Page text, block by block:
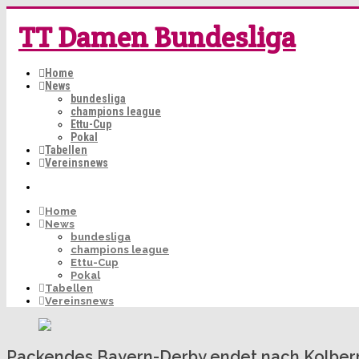
TT Damen Bundesliga
Home
News
bundesliga
champions league
Ettu-Cup
Pokal
Tabellen
Vereinsnews
Home
News
bundesliga
champions league
Ettu-Cup
Pokal
Tabellen
Vereinsnews